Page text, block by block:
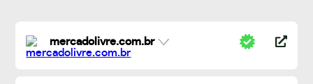
mercadolivre.com.br